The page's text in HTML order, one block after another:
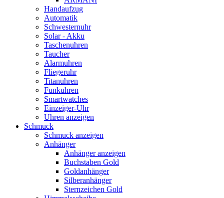
Handaufzug
Automatik
Schwesternuhr
Solar - Akku
Taschenuhren
Taucher
Alarmuhren
Fliegeruhr
Titanuhren
Funkuhren
Smartwatches
Einzeiger-Uhr
Uhren anzeigen
Schmuck
Schmuck anzeigen
Anhänger
Anhänger anzeigen
Buchstaben Gold
Goldanhänger
Silberanhänger
Sternzeichen Gold